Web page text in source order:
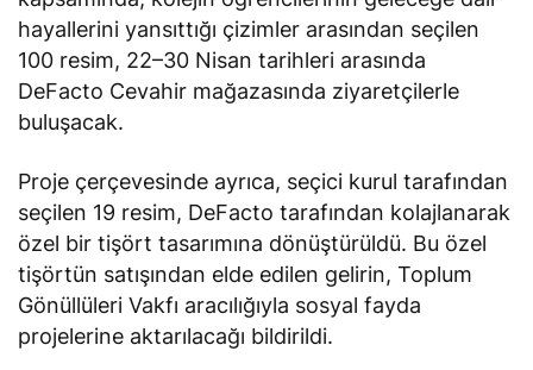
hayallerini yansıttığı çizimler arasından seçilen
100 resim, 22–30 Nisan tarihleri arasında
DeFacto Cevahir mağazasında ziyaretçilerle
buluşacak.
Proje çerçevesinde ayrıca, seçici kurul tarafından
seçilen 19 resim, DeFacto tarafından kolajlanarak
özel bir tişört tasarımına dönüştürüldü. Bu özel
tişörtün satışından elde edilen gelirin, Toplum
Gönüllüleri Vakfı aracılığıyla sosyal fayda
projelerine aktarılacağı bildirildi.